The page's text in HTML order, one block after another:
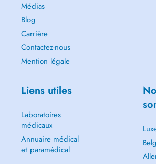
Médias
Blog
Carrière
Contactez-nous
Mention légale
Liens utiles
Laboratoires
médicaux
Annuaire médical
et paramédical